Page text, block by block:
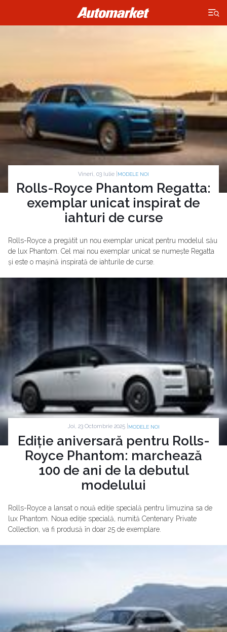
×
Vineri, 03 Iulie | MODELE NOI
Rolls-Royce Phantom Regatta:
exemplar unicat inspirat de
iahturi de curse
Rolls-Royce a pregătit un nou exemplar unicat pentru modelul său
de lux Phantom. Cel mai nou exemplar unicat se numește Regatta
și este o mașină inspirată de iahturile de curse.
Joi, 23 Octombrie 2025 | MODELE NOI
Ediție aniversară pentru Rolls-
Royce Phantom: marchează
100 de ani de la debutul
modelului
Rolls-Royce a lansat o nouă ediție specială pentru limuzina sa de
lux Phantom. Noua ediție specială, numită Centenary Private
Collection, va fi produsă în doar 25 de exemplare.